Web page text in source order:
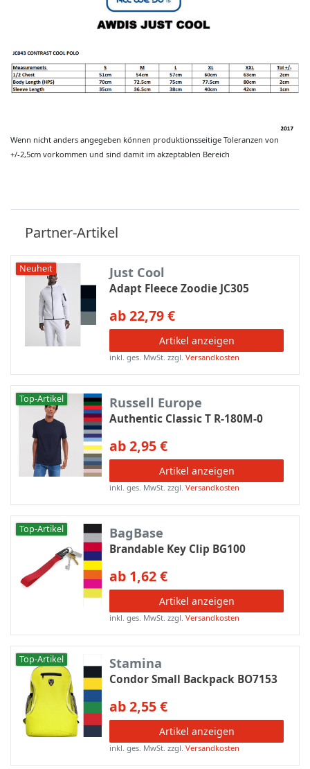
Wenn nicht anders angegeben können produktionsseitige Toleranzen von
+/-2,5cm vorkommen und sind damit im akzeptablen Bereich
Partner-Artikel
Neuheit Just Cool
Adapt Fleece Zoodie JC305
ab 22,79 €
Artikel anzeigen
inkl. ges. MwSt. zzgl.Versandkosten
Top-Artikel Russell Europe
Authentic Classic T R-180M-0
ab 2,95 €
Artikel anzeigen
inkl. ges. MwSt. zzgl.Versandkosten
Top-Artikel BagBase
Brandable Key Clip BG100
ab 1,62 €
Artikel anzeigen
inkl. ges. MwSt. zzgl.Versandkosten
Top-Artikel Stamina
Condor Small Backpack BO7153
ab 2,55 €
Artikel anzeigen
inkl. ges. MwSt. zzgl.Versandkosten